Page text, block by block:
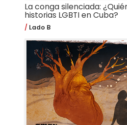
La conga silenciada:
historias LGBTI en Cuba?
Lado B